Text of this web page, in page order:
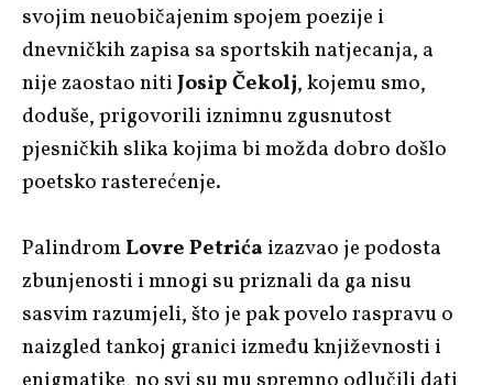
svojim neuobičajenim spojem poezije i
dnevničkih zapisa sa sportskih natjecanja, a
nije zaostao nitiJosip Čekolj, kojemu smo,
doduše, prigovorili iznimnu zgusnutost
pjesničkih slika kojima bi možda dobro došlo
poetsko rasterećenje.
PalindromLovre Petrićaizazvao je podosta
zbunjenosti i mnogi su priznali da ga nisu
sasvim razumjeli, što je pak povelo raspravu o
naizgled tankoj granici između književnosti i